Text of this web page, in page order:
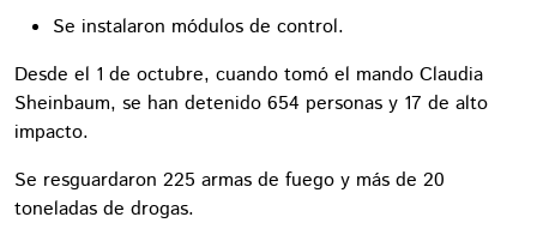
Se instalaron módulos de control.
Desde el 1 de octubre, cuando tomó el mando Claudia
Sheinbaum, se han detenido 654 personas y 17 de alto
impacto.
Se resguardaron 225 armas de fuego y más de 20
toneladas de drogas.